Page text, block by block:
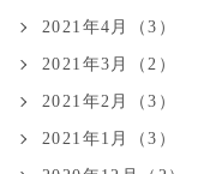
2021年4月（3）
2021年3月（2）
2021年2月（3）
2021年1月（3）